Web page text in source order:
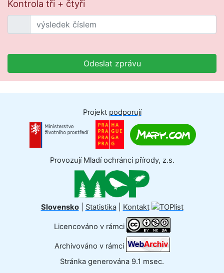
Kontrola tři + čtyři
Odeslat zprávu
Projekt podporují
Provozují Mladí ochránci přírody, z.s.
Slovensko| Statistika| Kontakt
Licencováno v rámci
Archivováno v rámci
Stránka generována 9.1 msec.